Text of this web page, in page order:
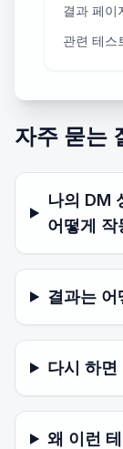
결과 페이
관련 테스
자주 묻는
나의 DM
어떻게 작
결과는 어
다시 하면
왜 이런